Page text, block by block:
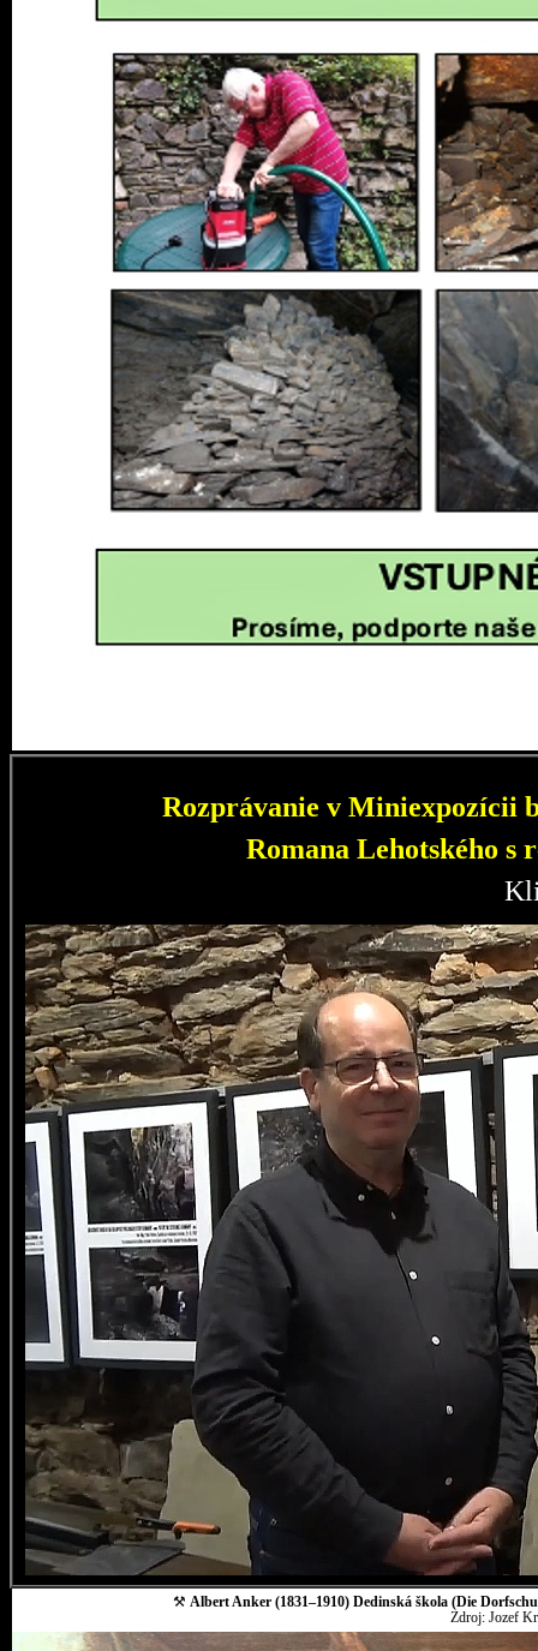
Rozprávanie v Miniexpozícii
Romana Lehotského s
⚒ Albert Anker (1831–1910) Dedinská škola (Die
Zdroj: Jozef